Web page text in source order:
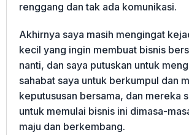
renggang dan tak ada komunikasi.
Akhirnya saya masih mengingat
kecil yang ingin membuat bisnis
nanti, dan saya putuskan untuk
sahabat saya untuk berkumpul dan
keputususan bersama, dan mereka
untuk memulai bisnis ini dimasa-
maju dan berkembang.